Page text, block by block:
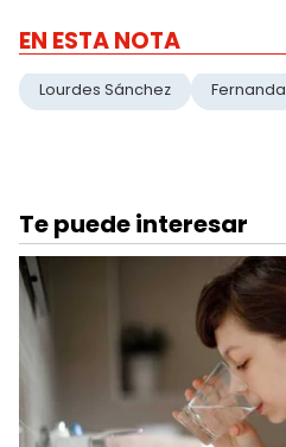
EN ESTA NOTA
Lourdes Sánchez